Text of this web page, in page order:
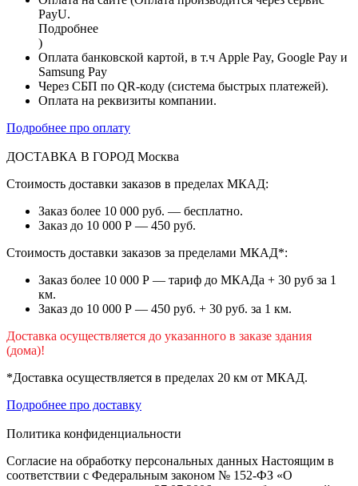
PayU.
Подробнее
)
Оплата банковской картой, в т.ч Apple Pay, Google Pay и
Samsung Pay
Через СБП по QR-коду (система быстрых платежей).
Оплата на реквизиты компании.
Подробнее про оплату
ДОСТАВКА В ГОРОД Москва
Стоимость доставки заказов в пределах МКАД:
Заказ более 10 000 руб. — бесплатно.
Заказ до 10 000 Р — 450 руб.
Стоимость доставки заказов за пределами МКАД*:
Заказ более 10 000 Р — тариф до МКАДа + 30 руб за 1
км.
Заказ до 10 000 Р — 450 руб. + 30 руб. за 1 км.
Доставка осуществляется до указанного в заказе здания
(дома)!
*Доставка осуществляется в пределах 20 км от МКАД.
Подробнее про доставку
Политика конфиденциальности
Согласие на обработку персональных данных Настоящим в
соответствии с Федеральным законом № 152-ФЗ «О